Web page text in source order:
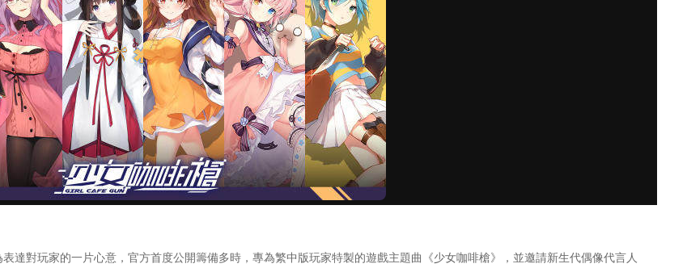
對玩家的一片心意，官方首度公開籌備多時，專為繁中版玩家特製的遊戲主題曲《少女咖啡槍》，並邀請新生代偶像代言人